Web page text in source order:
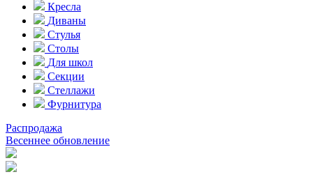
Кресла
Диваны
Стулья
Столы
Для школ
Секции
Стеллажи
Фурнитура
Распродажа
Весеннее обновление